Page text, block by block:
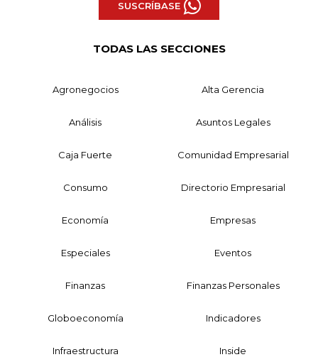
SUSCRÍBASE
TODAS LAS SECCIONES
Agronegocios Alta Gerencia
Análisis Asuntos Legales
Caja Fuerte Comunidad Empresarial
Consumo Directorio Empresarial
Economía Empresas
Especiales Eventos
Finanzas Finanzas Personales
Globoeconomía Indicadores
Infraestructura Inside